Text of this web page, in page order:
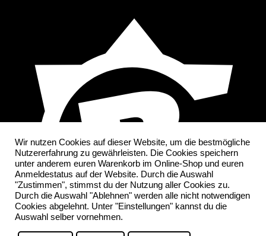
Wir nutzen Cookies auf dieser Website, um die bestmögliche
Nutzererfahrung zu gewährleisten. Die Cookies speichern
unter anderem euren Warenkorb im Online-Shop und euren
Anmeldestatus auf der Website. Durch die Auswahl
"Zustimmen", stimmst du der Nutzung aller Cookies zu.
Durch die Auswahl "Ablehnen" werden alle nicht notwendigen
Cookies abgelehnt. Unter "Einstellungen" kannst du die
Auswahl selber vornehmen.